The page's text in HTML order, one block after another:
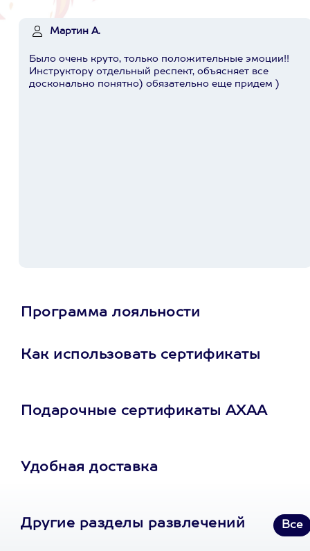
Мартин А.
Было очень круто, только положительные эмоции!!
Инструктору отдельный респект, объясняет все
досконально понятно) обязательно еще придем )
Программа лояльности
Как использовать сертификаты
Подарочные сертификаты АХАА
Удобная доставка
Другие разделы развлечений Все